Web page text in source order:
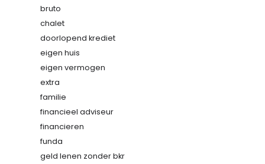
bruto
chalet
doorlopend krediet
eigen huis
eigen vermogen
extra
familie
financieel adviseur
financieren
funda
geld lenen zonder bkr